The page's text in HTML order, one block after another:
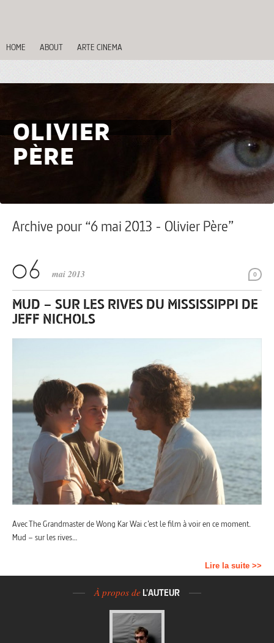
HOME ABOUT ARTE CINEMA
OLIVIER
PÈRE
Archive pour “6 mai 2013 - Olivier Père”
0
mai 2013
MUD – SUR LES RIVES DU MISSISSIPPI DE
JEFF NICHOLS
Avec The Grandmaster de Wong Kar Wai c’est le film à voir en ce moment.
Mud – sur les rives…
Lire la suite >>
À propos de L'AUTEUR